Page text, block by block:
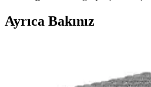
Ayrıca Bakınız
Karşılaştırması ve Özellikleri